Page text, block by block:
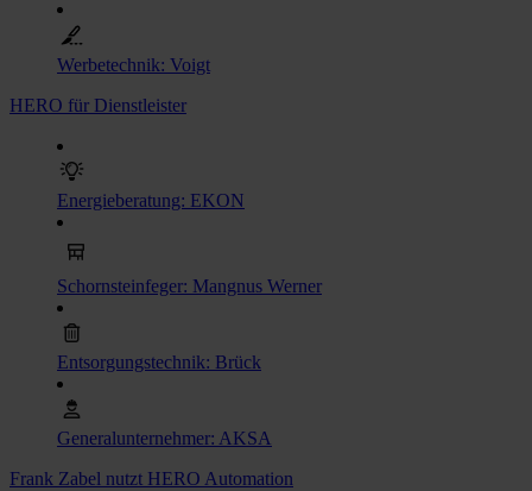
Werbetechnik: Voigt
HERO für Dienstleister
Energieberatung: EKON
Schornsteinfeger: Mangnus Werner
Entsorgungstechnik: Brück
Generalunternehmer: AKSA
Frank Zabel nutzt HERO Automation